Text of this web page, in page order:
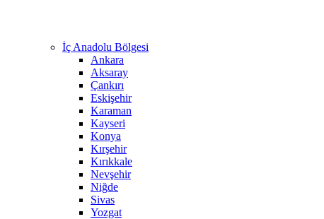
İç Anadolu Bölgesi
Ankara
Aksaray
Çankırı
Eskişehir
Karaman
Kayseri
Konya
Kırşehir
Kırıkkale
Nevşehir
Niğde
Sivas
Yozgat